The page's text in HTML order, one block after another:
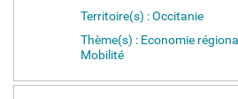
Territoire(s) : Occitanie
Thème(s) : Economie
Mobilité